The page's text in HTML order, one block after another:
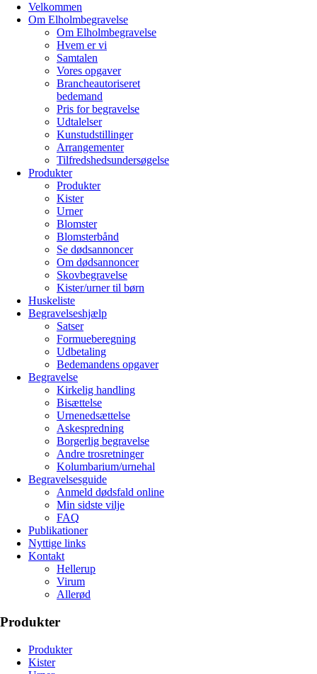
Velkommen
Om Elholmbegravelse
Om Elholmbegravelse
Hvem er vi
Samtalen
Vores opgaver
Brancheautoriseret
bedemand
Pris for begravelse
Udtalelser
Kunstudstillinger
Arrangementer
Tilfredshedsundersøgelse
Produkter
Produkter
Kister
Urner
Blomster
Blomsterbånd
Se dødsannoncer
Om dødsannoncer
Skovbegravelse
Kister/urner til børn
Huskeliste
Begravelseshjælp
Satser
Formueberegning
Udbetaling
Bedemandens opgaver
Begravelse
Kirkelig handling
Bisættelse
Urnenedsættelse
Askespredning
Borgerlig begravelse
Andre trosretninger
Kolumbarium/urnehal
Begravelsesguide
Anmeld dødsfald online
Min sidste vilje
FAQ
Publikationer
Nyttige links
Kontakt
Hellerup
Virum
Allerød
Produkter
Produkter
Kister